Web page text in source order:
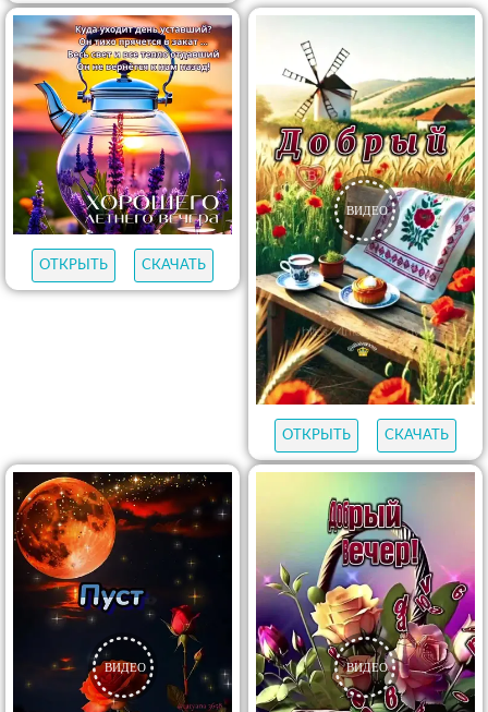
ОТКРЫТЬ СКАЧАТЬ
ОТКРЫТЬ СКАЧАТЬ